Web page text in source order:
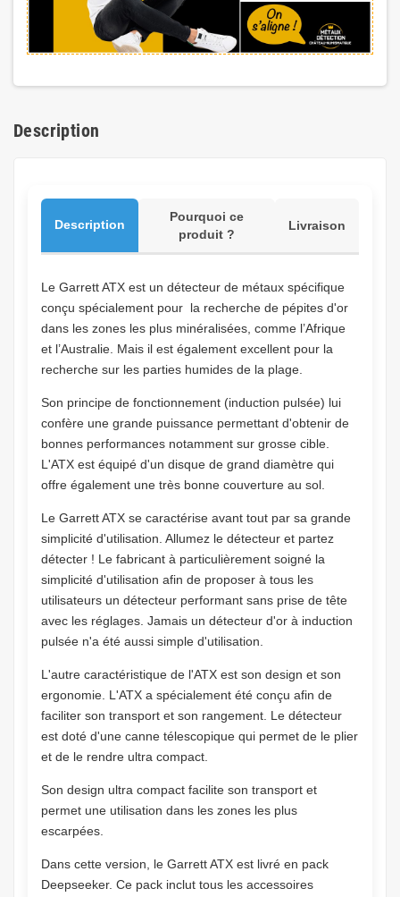
Description
Description
Pourquoi ce
produit ?
Livraison
Le Garrett ATX est un détecteur de métaux spécifique
conçu spécialement pour la recherche de pépites d'or
dans les zones les plus minéralisées, comme l’Afrique
et l’Australie. Mais il est également excellent pour la
recherche sur les parties humides de la plage.
Son principe de fonctionnement (induction pulsée) lui
confère une grande puissance permettant d'obtenir de
bonnes performances notamment sur grosse cible.
L'ATX est équipé d'un disque de grand diamètre qui
offre également une très bonne couverture au sol.
Le Garrett ATX se caractérise avant tout par sa grande
simplicité d'utilisation. Allumez le détecteur et partez
détecter ! Le fabricant à particulièrement soigné la
simplicité d'utilisation afin de proposer à tous les
utilisateurs un détecteur performant sans prise de tête
avec les réglages. Jamais un détecteur d'or à induction
pulsée n'a été aussi simple d'utilisation.
L'autre caractéristique de l'ATX est son design et son
ergonomie. L'ATX a spécialement été conçu afin de
faciliter son transport et son rangement. Le détecteur
est doté d'une canne télescopique qui permet de le plier
et de le rendre ultra compact.
Son design ultra compact facilite son transport et
permet une utilisation dans les zones les plus
escarpées.
Dans cette version, le Garrett ATX est livré en pack
Deepseeker. Ce pack inclut tous les accessoires